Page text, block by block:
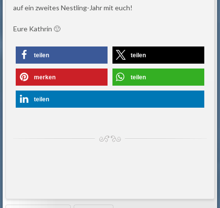
auf ein zweites Nestling-Jahr mit euch!
Eure Kathrin 🙂
teilen teilen
merken teilen
teilen